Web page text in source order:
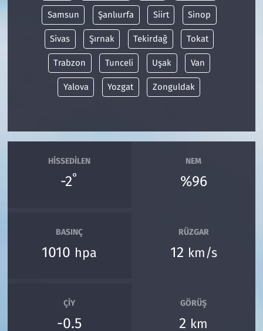
Samsun Şanlıurfa Siirt Sinop
Sivas Şırnak Tekirdağ Tokat
Trabzon Tunceli Uşak Van
Yalova Yozgat Zonguldak
HISSEDILEN
-2°
NEM
%96
BASINÇ
1010 hpa
RÜZGAR
12 km/s
ÇIY
-0.5
GÖRÜŞ
2 km